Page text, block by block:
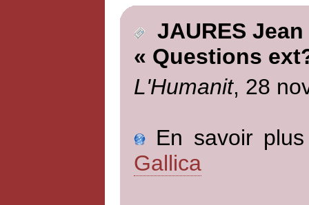
JAURES Jean
« Questions
L'Humanit, 28
En savoir
Gallica